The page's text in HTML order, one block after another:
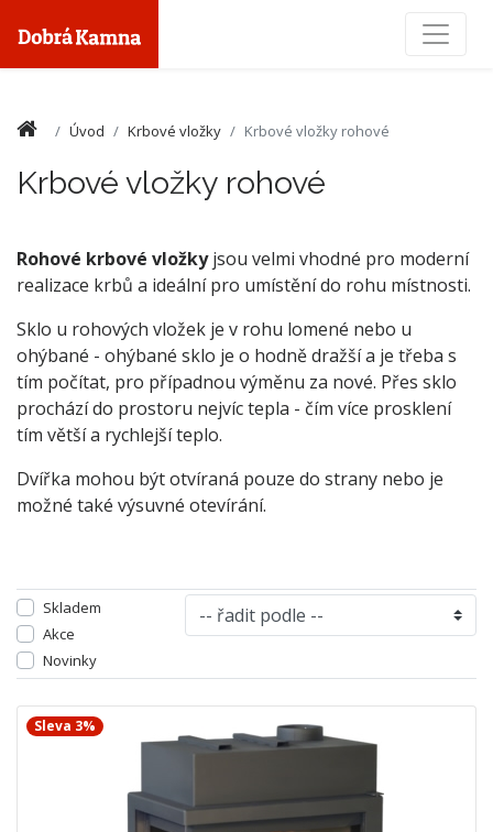
Úvod Krbové vložky Krbové vložky rohové
Krbové vložky rohové
Rohové krbové vložkyjsou velmi vhodné pro moderní
realizace krbů a ideální pro umístění do rohu místnosti.
Sklo u rohových vložek je v rohu lomené nebo u
ohýbané - ohýbané sklo je o hodně dražší a je třeba s
tím počítat, pro případnou výměnu za nové. Přes sklo
prochází do prostoru nejvíc tepla - čím více prosklení
tím větší a rychlejší teplo.
Dvířka mohou být otvíraná pouze do strany nebo je
možné také výsuvné otevírání.
Skladem
Akce
Novinky
Sleva 3%